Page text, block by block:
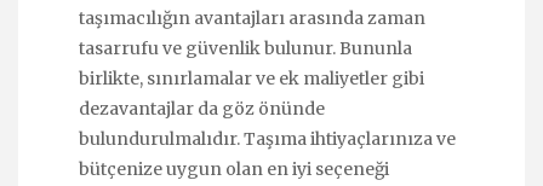
taşımacılığın avantajları arasında zaman
tasarrufu ve güvenlik bulunur. Bununla
birlikte, sınırlamalar ve ek maliyetler gibi
dezavantajlar da göz önünde
bulundurulmalıdır. Taşıma ihtiyaçlarınıza ve
bütçenize uygun olan en iyi seçeneği